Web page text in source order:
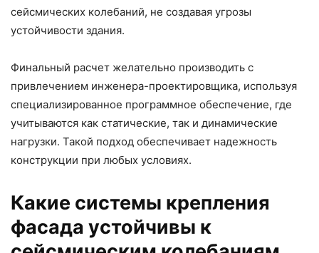
сейсмических колебаний, не создавая угрозы
устойчивости здания.
Финальный расчет желательно производить с
привлечением инженера-проектировщика, используя
специализированное программное обеспечение, где
учитываются как статические, так и динамические
нагрузки. Такой подход обеспечивает надежность
конструкции при любых условиях.
Какие системы крепления
фасада устойчивы к